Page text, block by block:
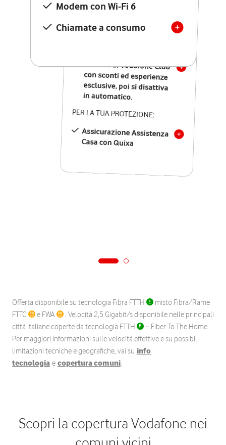
Modem con Wi-Fi 6
Chiamate a consumo
Chiamate illimitate verso
numeri fissi e mobili
nazionali
12 mesi di Vodafone Club
con sconti ed esperienze
esclusive, poi si disattiva
in automatico.
PER LA TUA PROTEZIONE:
Assicurazione Assistenza
Casa con Quixa
Offerta disponibile su tecnologia Fibra FTTH
misto Fibra/Rame
FTTC
e FWA
. Velocità 2,5 Gigabit/s disponibile nelle principali
città italiane coperte da tecnologia FTTH
– Fiber To The Home.
Per maggiori informazioni sulle velocità effettive e su possibili
limitazioni tecniche e geografiche, vai su info
tecnologia e copertura comuni.
Scopri la copertura Vodafone nei